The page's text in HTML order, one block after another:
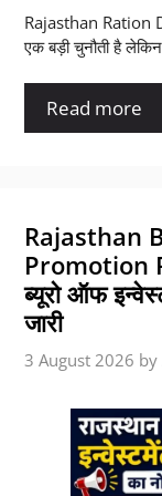
Rajasthan Ration
एक बड़ी चुनौती है
Read more
Rajasthan
Promotion
ब्यूरो ऑफ
जारी
3 August 2026 by